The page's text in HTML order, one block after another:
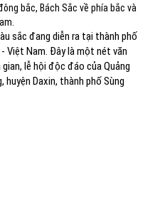
bắc, Bách Sắc về phía bắc và
sắc đang diễn ra tại thành phố
Việt Nam. Đây là một nét văn
lễ hội độc đáo của Quảng
huyện Daxin, thành phố Sùng